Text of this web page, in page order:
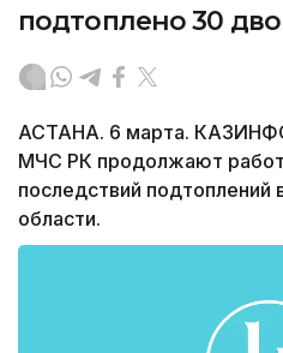
подтоплено 30
АСТАНА. 6 марта.
МЧС РК продолжают
последствий
области.